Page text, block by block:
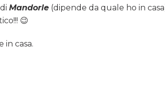
Mandorle (dipende da quale ho in
😉
in casa.